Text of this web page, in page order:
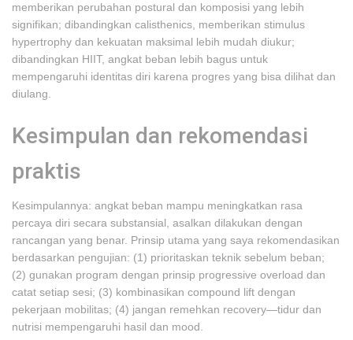
memberikan perubahan postural dan komposisi yang lebih
signifikan; dibandingkan calisthenics, memberikan stimulus
hypertrophy dan kekuatan maksimal lebih mudah diukur;
dibandingkan HIIT, angkat beban lebih bagus untuk
mempengaruhi identitas diri karena progres yang bisa dilihat dan
diulang.
Kesimpulan dan rekomendasi
praktis
Kesimpulannya: angkat beban mampu meningkatkan rasa
percaya diri secara substansial, asalkan dilakukan dengan
rancangan yang benar. Prinsip utama yang saya rekomendasikan
berdasarkan pengujian: (1) prioritaskan teknik sebelum beban;
(2) gunakan program dengan prinsip progressive overload dan
catat setiap sesi; (3) kombinasikan compound lift dengan
pekerjaan mobilitas; (4) jangan remehkan recovery—tidur dan
nutrisi mempengaruhi hasil dan mood.